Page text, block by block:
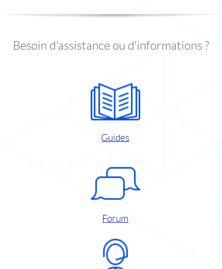
Besoin d'assistance ou d'informations ?
Guides
Forum